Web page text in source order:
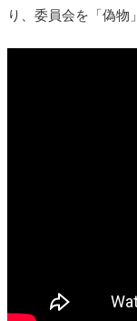
り、委員会を「偽物